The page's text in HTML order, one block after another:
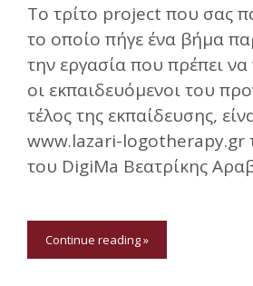
Το τρίτο project που σας
το οποίο πήγε ένα βήμα
την εργασία που πρέπει
οι εκπαιδευόμενοι του
τέλος της εκπαίδευσης,
www.lazari-logotherapy.gr
του DigiMa Βεατρίκης
Continue reading »